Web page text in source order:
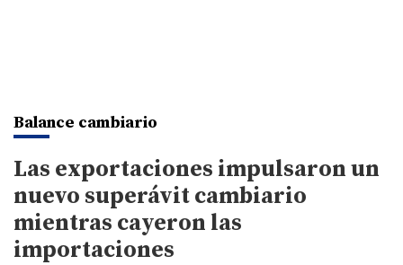
Balance cambiario
Las exportaciones impulsaron un
nuevo superávit cambiario
mientras cayeron las
importaciones